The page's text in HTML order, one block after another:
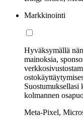
Markkinointi
Hyväksymällä
mainoksia,
Suostumuksellasi
kolmannen
Meta-Pixel,